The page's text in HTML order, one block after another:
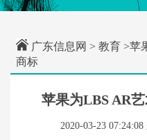
广东信息网 > 教育 >苹
商标
苹果为LBS AR
2020-03-23 07:24:08